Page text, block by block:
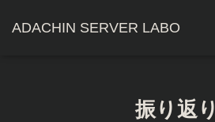
ADACHIN SERVER LABO
振り返り